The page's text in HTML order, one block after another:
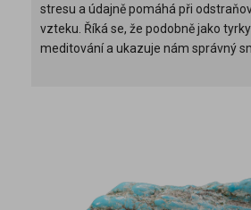
stresu a údajně pomáhá při
vzteku. Říká se, že podobně jako
meditování a ukazuje nám správný